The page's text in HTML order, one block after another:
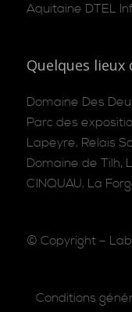
Aquitaine DTEL
Quelques
Domaine Des
Parc des
Lapeyre, Relais
Domaine de Tilh,
CINQUAU, La
© Copyright –
Conditions